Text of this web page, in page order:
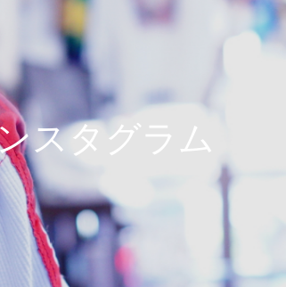
スタグラ ム